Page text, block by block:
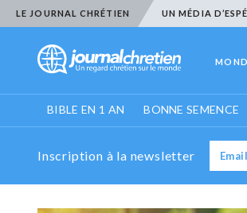
LE JOURNAL CHRÉTIEN UN MÉDIA
BIBLE EN 1 AN BONNE SEMENCE
Inscription à la newsletter